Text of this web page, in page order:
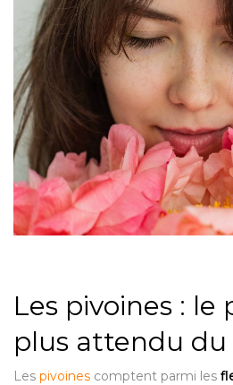
Les pivoines :
plus attendu
Les pivoines comptent parmi les